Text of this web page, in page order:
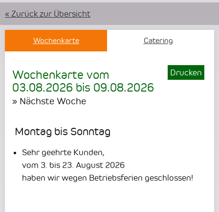
« Zurück zur Übersicht
Wochenkarte Catering
Drucken
Wochenkarte vom
03.08.2026 bis 09.08.2026
» Nächste Woche
Montag bis Sonntag
Sehr geehrte Kunden,
vom 3. bis 23. August 2026
haben wir wegen Betriebsferien geschlossen!